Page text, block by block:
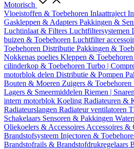
Motorisch
Vloeistoffen & Toebehoren Inlaattraject
Gaskleppen & Adapters Pakkingen &
Luchtinlaat & Filters Luchtfiltersystemen
buizen & Toebehoren Luchtfilter
Toebehoren Distributie Pakkingen &
Nokkenas poelies Kleppen & Toebehoren
cilinderkop & Toebehoren Turbo |
motorblok delen Distributie & Pompen
Bouten & Moeren Zuigers & Toebehoren
Lagers & Smeermiddelen Riemen |
intern motorblok Koeling Radiateuren &
Radiateurslangen Radiateur ventilatoren
Schakelaars Sensoren & Pakkingen
Oliekoelers & Accessoires Accessoires &
Brandstofsysteem Injectoren &
Brandstofrails & Brandstofdrukregelaars